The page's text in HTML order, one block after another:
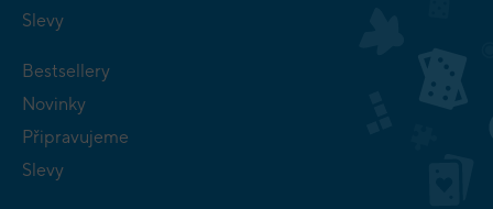
Slevy
Bestsellery
Novinky
Připravujeme
Slevy